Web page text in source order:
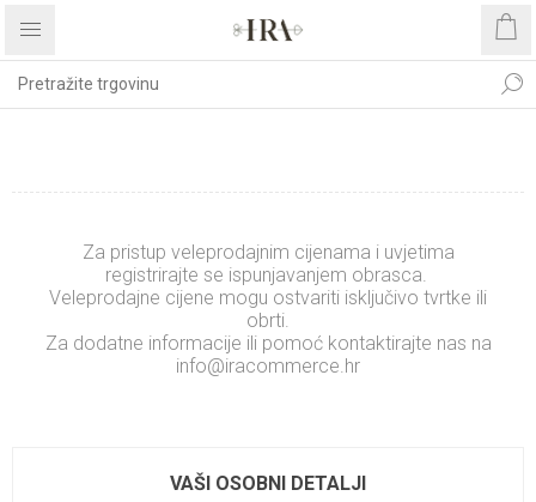
Za pristup veleprodajnim cijenama i uvjetima
registrirajte se ispunjavanjem obrasca.
Veleprodajne cijene mogu ostvariti isključivo tvrtke ili
obrti.
Za dodatne informacije ili pomoć kontaktirajte nas na
info@iracommerce.hr
VAŠI OSOBNI DETALJI